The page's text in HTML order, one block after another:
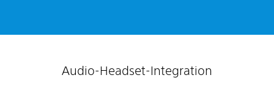
Audio-Headset-Integration